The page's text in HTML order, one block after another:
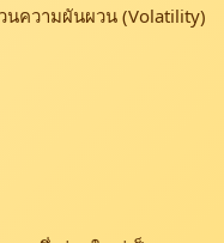
นความผันผวน (Volatility)